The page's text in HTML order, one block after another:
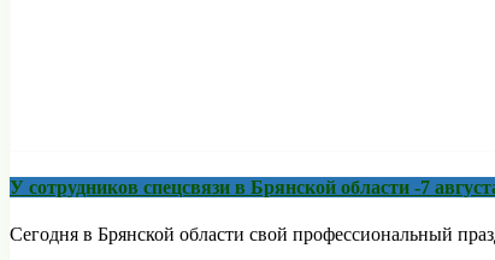
У сотрудников спецсвязи в Брянской области -7
Сегодня в Брянской области свой профессиональный